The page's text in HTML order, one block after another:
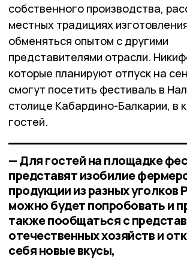
собственного производства,
местных традициях
обменяться опытом с другими
представителями отрасли.
которые планируют отпуск на
смогут посетить фестиваль в
столице Кабардино-Балкарии, в
гостей.
— Для гостей на площадке
представят изобилие
продукции из разных уголков
можно будет попробовать и
также пообщаться с
отечественных хозяйств и
себя новые вкусы,